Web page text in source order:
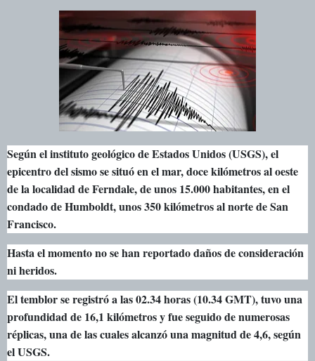
Según el instituto geológico de Estados Unidos (USGS), el
epicentro del sismo se situó en el mar, doce kilómetros al oeste
de la localidad de Ferndale, de unos 15.000 habitantes, en el
condado de Humboldt, unos 350 kilómetros al norte de San
Francisco.
Hasta el momento no se han reportado daños de consideración
ni heridos.
El temblor se registró a las 02.34 horas (10.34 GMT), tuvo una
profundidad de 16,1 kilómetros y fue seguido de numerosas
réplicas, una de las cuales alcanzó una magnitud de 4,6, según
el USGS.